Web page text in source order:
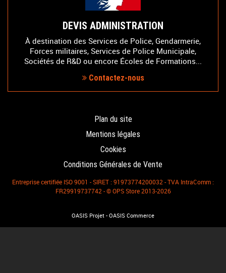
DEVIS ADMINISTRATION
À destination des Services de Police, Gendarmerie,
Forces militaires, Services de Police Municipale,
Sociétés de R&D ou encore Écoles de Formations...
Contactez-nous
Plan du site
Mentions légales
Cookies
Conditions Générales de Vente
Entreprise certifiée ISO 9001 - SIRET : 91973774200032 - TVA IntraComm :
FR29919737742 - © OPS Store 2013-2026
OASIS Projet - OASIS Commerce